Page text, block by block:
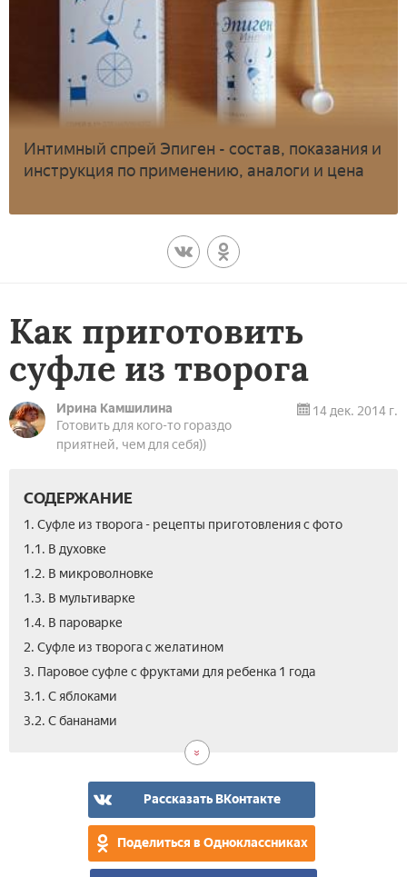
Интимный спрей Эпиген - состав, показания и
инструкция по применению, аналоги и цена
Как приготовить
суфле из творога
Ирина Камшилина
Готовить для кого-то гораздо
приятней, чем для себя))
14 дек. 2014 г.
СОДЕРЖАНИЕ
1. Суфле из творога - рецепты приготовления с фото
1.1. В духовке
1.2. В микроволновке
1.3. В мультиварке
1.4. В пароварке
2. Суфле из творога с желатином
3. Паровое суфле с фруктами для ребенка 1 года
3.1. С яблоками
3.2. С бананами
Рассказать ВКонтакте
Поделиться в Одноклассниках